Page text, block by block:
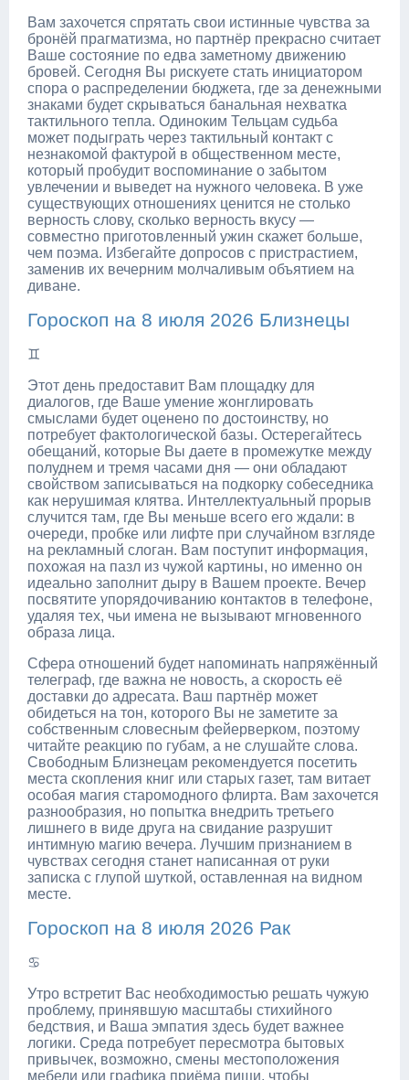
Вам захочется спрятать свои истинные чувства за
бронёй прагматизма, но партнёр прекрасно считает
Ваше состояние по едва заметному движению
бровей. Сегодня Вы рискуете стать инициатором
спора о распределении бюджета, где за денежными
знаками будет скрываться банальная нехватка
тактильного тепла. Одиноким Тельцам судьба
может подыграть через тактильный контакт с
незнакомой фактурой в общественном месте,
который пробудит воспоминание о забытом
увлечении и выведет на нужного человека. В уже
существующих отношениях ценится не столько
верность слову, сколько верность вкусу —
совместно приготовленный ужин скажет больше,
чем поэма. Избегайте допросов с пристрастием,
заменив их вечерним молчаливым объятием на
диване.
Гороскоп на 8 июля 2026 Близнецы
♊
Этот день предоставит Вам площадку для
диалогов, где Ваше умение жонглировать
смыслами будет оценено по достоинству, но
потребует фактологической базы. Остерегайтесь
обещаний, которые Вы даете в промежутке между
полуднем и тремя часами дня — они обладают
свойством записываться на подкорку собеседника
как нерушимая клятва. Интеллектуальный прорыв
случится там, где Вы меньше всего его ждали: в
очереди, пробке или лифте при случайном взгляде
на рекламный слоган. Вам поступит информация,
похожая на пазл из чужой картины, но именно он
идеально заполнит дыру в Вашем проекте. Вечер
посвятите упорядочиванию контактов в телефоне,
удаляя тех, чьи имена не вызывают мгновенного
образа лица.
Сфера отношений будет напоминать напряжённый
телеграф, где важна не новость, а скорость её
доставки до адресата. Ваш партнёр может
обидеться на тон, которого Вы не заметите за
собственным словесным фейерверком, поэтому
читайте реакцию по губам, а не слушайте слова.
Свободным Близнецам рекомендуется посетить
места скопления книг или старых газет, там витает
особая магия старомодного флирта. Вам захочется
разнообразия, но попытка внедрить третьего
лишнего в виде друга на свидание разрушит
интимную магию вечера. Лучшим признанием в
чувствах сегодня станет написанная от руки
записка с глупой шуткой, оставленная на видном
месте.
Гороскоп на 8 июля 2026 Рак
♋
Утро встретит Вас необходимостью решать чужую
проблему, принявшую масштабы стихийного
бедствия, и Ваша эмпатия здесь будет важнее
логики. Среда потребует пересмотра бытовых
привычек, возможно, смены местоположения
мебели или графика приёма пищи, чтобы